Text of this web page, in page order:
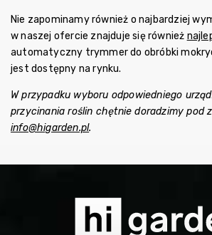
Nie zapominamy również o najbardziej
w naszej ofercie znajduje się również
automatyczny trymmer do obróbki
jest dostępny na rynku.
W przypadku wyboru odpowiedniego
przycinania roślin chętnie doradzimy pod
info@higarden.pl.